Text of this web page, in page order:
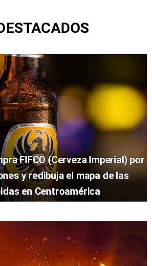
FIFCO (Cerveza Imperial) por
y redibuja el mapa de las
en Centroamérica